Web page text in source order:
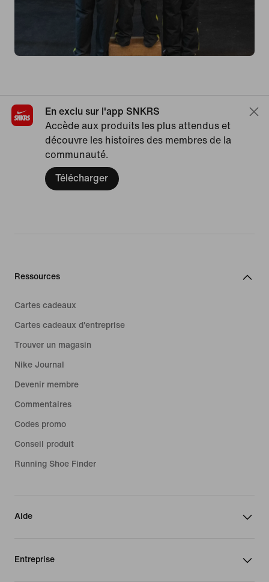
En exclu sur l'app SNKRS
Accède aux produits les plus attendus et
découvre les histoires des membres de la
communauté.
Télécharger
Ressources
Cartes cadeaux
Cartes cadeaux d'entreprise
Trouver un magasin
Nike Journal
Devenir membre
Commentaires
Codes promo
Conseil produit
Running Shoe Finder
Aide
Entreprise